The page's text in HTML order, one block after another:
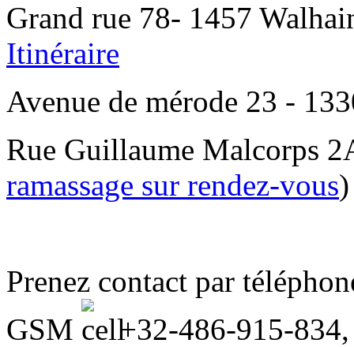
Grand rue 78- 1457
Itinéraire
Avenue de mérode 23 -
Rue Guillaume Malcorps
ramassage sur rendez-vous)
Prenez contact par
GSM
+32-486-915-834